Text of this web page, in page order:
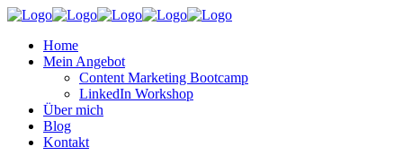
Home
Mein Angebot
Content Marketing Bootcamp
LinkedIn Workshop
Über mich
Blog
Kontakt